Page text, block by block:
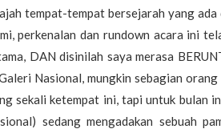
tempat-tempat bersejarah yang
perkenalan dan rundown acara ini
DAN disinilah saya merasa
Nasional, mungkin sebagian
sekali ketempat ini, tapi untuk bulan
sedang mengadakan sebuah